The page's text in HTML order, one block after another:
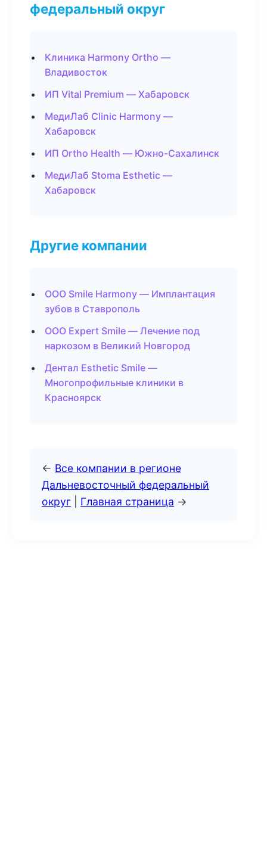
федеральный округ
Клиника Harmony Ortho —
Владивосток
ИП Vital Premium — Хабаровск
МедиЛаб Clinic Harmony —
Хабаровск
ИП Ortho Health — Южно-Сахалинск
МедиЛаб Stoma Esthetic —
Хабаровск
Другие компании
ООО Smile Harmony — Имплантация
зубов в Ставрополь
ООО Expert Smile — Лечение под
наркозом в Великий Новгород
Дентал Esthetic Smile —
Многопрофильные клиники в
Красноярск
← Все компании в регионе
Дальневосточный федеральный
округ
Главная страница →